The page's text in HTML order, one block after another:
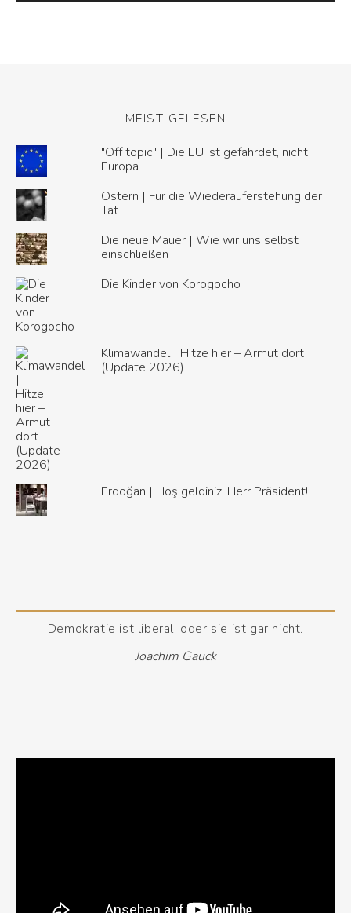
MEIST GELESEN
"Off topic" | Die EU ist gefährdet, nicht
Europa
Ostern | Für die Wiederauferstehung der
Tat
Die neue Mauer | Wie wir uns selbst
einschließen
Die Kinder von Korogocho
Klimawandel | Hitze hier – Armut dort
(Update 2026)
Erdoğan | Hoş geldiniz, Herr Präsident!
Demokratie ist liberal, oder sie ist gar nicht.
Joachim Gauck